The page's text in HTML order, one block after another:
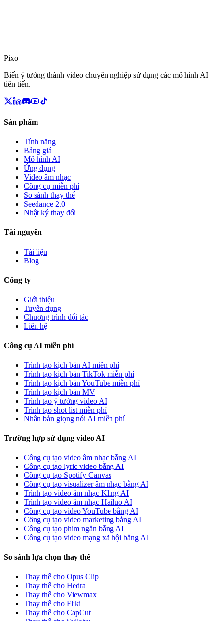
Pixo
Biến ý tưởng thành video chuyên nghiệp sử dụng các mô hình AI
tiên tiến.
Sản phẩm
Tính năng
Bảng giá
Mô hình AI
Ứng dụng
Video âm nhạc
Công cụ miễn phí
So sánh thay thế
Seedance 2.0
Nhật ký thay đổi
Tài nguyên
Tài liệu
Blog
Công ty
Giới thiệu
Tuyển dụng
Chương trình đối tác
Liên hệ
Công cụ AI miễn phí
Trình tạo kịch bản AI miễn phí
Trình tạo kịch bản TikTok miễn phí
Trình tạo kịch bản YouTube miễn phí
Trình tạo kịch bản MV
Trình tạo ý tưởng video AI
Trình tạo shot list miễn phí
Nhân bản giọng nói AI miễn phí
Trường hợp sử dụng video AI
Công cụ tạo video âm nhạc bằng AI
Công cụ tạo lyric video bằng AI
Công cụ tạo Spotify Canvas
Công cụ tạo visualizer âm nhạc bằng AI
Trình tạo video âm nhạc Kling AI
Trình tạo video âm nhạc Hailuo AI
Công cụ tạo video YouTube bằng AI
Công cụ tạo video marketing bằng AI
Công cụ tạo phim ngắn bằng AI
Công cụ tạo video mạng xã hội bằng AI
So sánh lựa chọn thay thế
Thay thế cho Opus Clip
Thay thế cho Hedra
Thay thế cho Viewmax
Thay thế cho Fliki
Thay thế cho CapCut